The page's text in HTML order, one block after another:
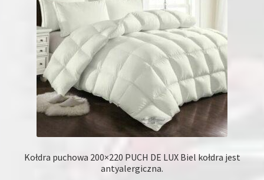
Kołdra puchowa 200×220 PUCH DE LUX Biel kołdra jest
antyalergiczna.